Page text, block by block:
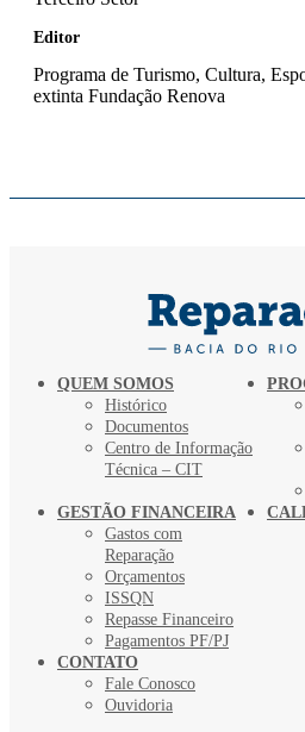
Editor
Programa de Turismo, Cultura,
extinta Fundação Renova
QUEM SOMOS
Histórico
Documentos
Centro de Informação
Técnica – CIT
GESTÃO FINANCEIRA
Gastos com
Reparação
Orçamentos
ISSQN
Repasse Financeiro
Pagamentos PF/PJ
CONTATO
Fale Conosco
Ouvidoria